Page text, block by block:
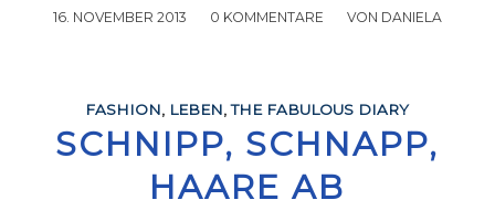
16. NOVEMBER 2013
/ 0 KOMMENTARE
/ VON DANIELA
FASHION, LEBEN,THE FABULOUS DIARY
SCHNIPP, SCHNAPP,
HAARE AB